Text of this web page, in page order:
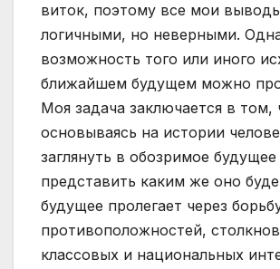
виток, поэтому все мои
логичными, но неверными.
возможность того или иного
ближайшем будущем можно
Моя задача заключается в том,
основываясь на истории
заглянуть в обозримое
представить каким же оно
будущее пролегает через
противоположностей,
классовых и национальных